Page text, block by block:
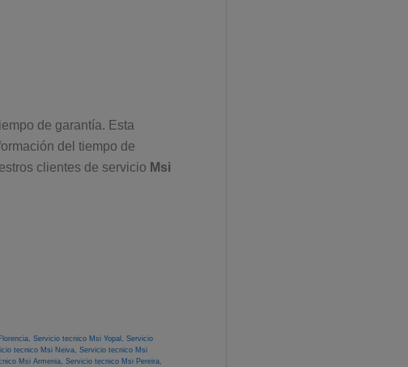
de garantía. Esta
del tiempo de
clientes de servicio Msi
Servicio tecnico Msi Yopal, Servicio
tecnico Msi Neiva, Servicio tecnico Msi
Msi Armenia, Servicio tecnico Msi Pereira,